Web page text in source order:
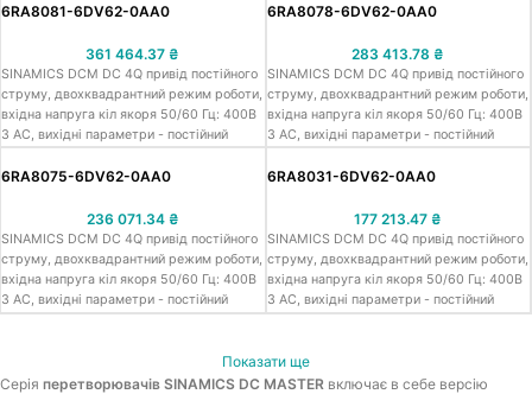
збудження: 400В 2 АС, 30.0 A
збудження: 400В 2 АС, 25.0 A
6RA8081-6DV62-0AA0
361 464.37 ₴
SINAMICS DCM DC 4Q привід постійного
струму, двохквадрантний режим роботи,
вхідна напруга кіл якоря 50/60 Гц: 400В
3 АС, вихідні параметри - постійний
збудження: 400В 2 АС, 25.0 A
6RA8078-6DV62-0AA0
283 413.78 ₴
SINAMICS DCM DC 4Q привід постійного
струму, двохквадрантний режим роботи,
вхідна напруга кіл якоря 50/60 Гц: 400В
3 АС, вихідні параметри - постійний
збудження: 400В 2 АС, 15.0 A
6RA8075-6DV62-0AA0
236 071.34 ₴
SINAMICS DCM DC 4Q привід постійного
струму, двохквадрантний режим роботи,
вхідна напруга кіл якоря 50/60 Гц: 400В
3 АС, вихідні параметри - постійний
6RA8031-6DV62-0AA0
177 213.47 ₴
SINAMICS DCM DC 4Q привід постійного
струму, двохквадрантний режим роботи,
вхідна напруга кіл якоря 50/60 Гц: 400В
3 АС, вихідні параметри - постійний
Показати ще
Серія перетворювачів SINAMICS DC MASTER включає в себе версію